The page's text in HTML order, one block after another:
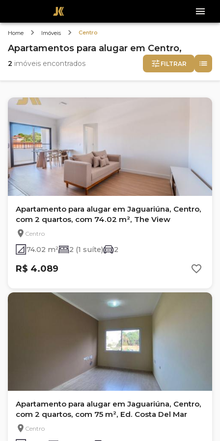
Home Imóveis Centro
Apartamentos para alugar em Centro,
2 imóveis encontrados FILTRAR
Apartamento para alugar em Jaguariúna, Centro,
com 2 quartos, com 74.02 m², The View
Centro
74.02 m² 2 (1 suíte) 2
R$ 4.089
Apartamento para alugar em Jaguariúna, Centro,
com 2 quartos, com 75 m², Ed. Costa Del Mar
Centro